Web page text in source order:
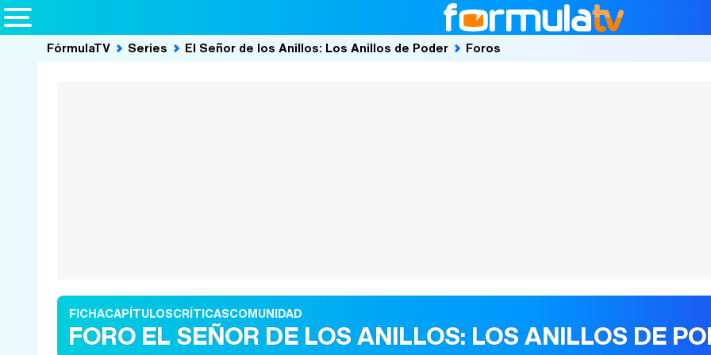
FórmulaTV Series El Señor de los Anillos: Los Anillos de Poder Foros
FICHACAPÍTULOSCRÍTICASCOMUNIDAD
FORO EL SEÑOR DE LOS ANILLOS: LOS ANILLOS DE